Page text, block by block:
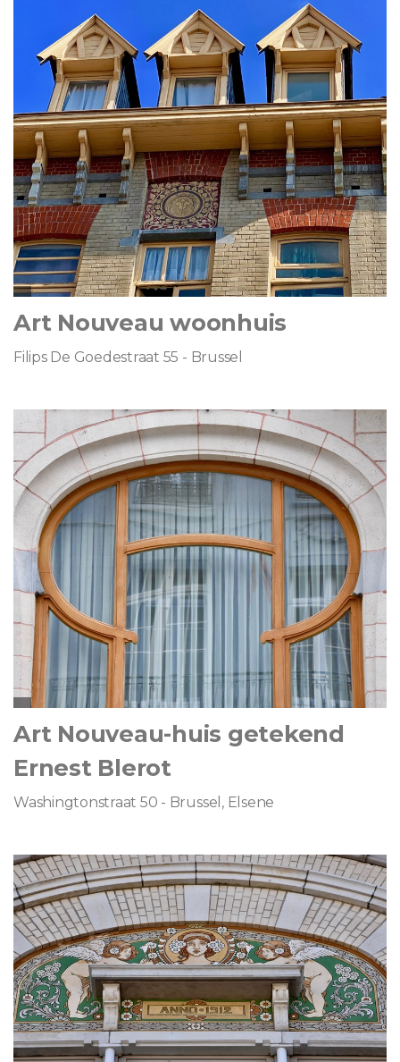
Art Nouveau woonhuis
Filips De Goedestraat 55 - Brussel
Art Nouveau-huis getekend
Ernest Blerot
Washingtonstraat 50 - Brussel, Elsene